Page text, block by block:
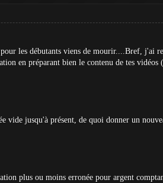
les débutants viens de mourir....Bref, j'ai
en préparant bien le contenu de tes vidéos
jusqu'à présent, de quoi donner un
plus ou moins erronée pour argent